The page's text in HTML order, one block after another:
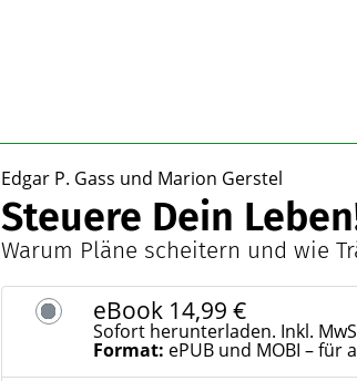
Edgar P. Gass und Marion Gerstel
Steuere Dein
Warum Pläne scheitern und wie
eBook 14,99 €
Sofort herunterladen. Inkl.
Format: ePUB und MOBI – für